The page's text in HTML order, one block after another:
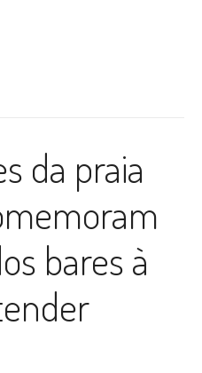
da praia
bares à